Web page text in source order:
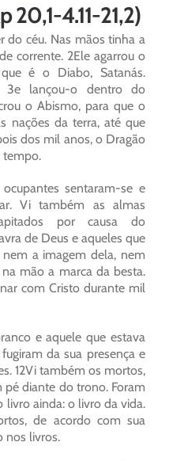
20,1-4.11-21,2)
do céu. Nas mãos tinha a
corrente. 2Ele agarrou o
é o Diabo, Satanás.
3e lançou-o dentro do
o Abismo, para que o
nações da terra, até que
dos mil anos, o Dragão
tempo.
sentaram-se e
Vi também as almas
por causa do
de Deus e aqueles que
a imagem dela, nem
mão a marca da besta.
com Cristo durante mil
e aquele que estava
da sua presença e
12Vi também os mortos,
pé diante do trono. Foram
livro ainda: o livro da vida.
de acordo com sua
nos livros.